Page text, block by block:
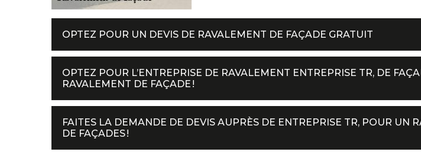
OPTEZ POUR UN DEVIS DE RAVALEMENT DE FAÇADE GRATUIT
OPTEZ POUR L’ENTREPRISE DE RAVALEMENT ENTREPRISE TR, DE
RAVALEMENT DE FAÇADE !
FAITES LA DEMANDE DE DEVIS AUPRÈS DE ENTREPRISE TR, POUR UN
DE FAÇADES !